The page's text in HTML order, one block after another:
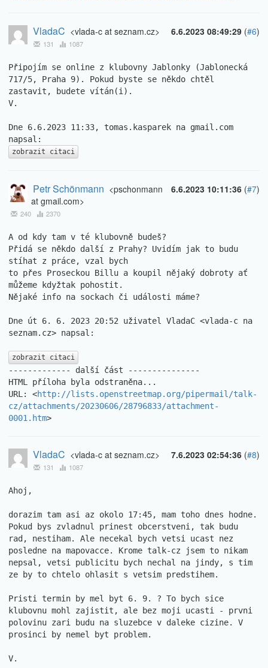
6.6.2023 08:49:29 (#6)
VladaC <vlada-c at seznam.cz>
131 1087
Připojím se online z klubovny Jablonky (Jablonecká
717/5, Praha 9). Pokud byste se někdo chtěl
zastavit, budete vítán(i).
V.
Dne 6.6.2023 11:33, tomas.kasparek na gmail.com
zobrazit citaci
6.6.2023 10:11:36 (#7)
Petr Schönmann <pschonmann
at gmail.com>
240 2370
A od kdy tam v té klubovně budeš?
Přidá se někdo další z Prahy? Uvidím jak to budu
stíhat z práce, vzal bych
to přes Proseckou Billu a koupil nějaký dobroty ať
můžeme kdyžtak pohostit.
Nějaké info na sockach či události máme?
Dne út 6. 6. 2023 20:52 uživatel VladaC <vlada-c na
seznam.cz> napsal:
zobrazit citaci
------------- další část ---------------
HTML příloha byla odstraněna...
URL: <http://lists.openstreetmap.org/pipermail/talk-
cz/attachments/20230606/28796833/attachment-
0001.htm>
7.6.2023 02:54:36 (#8)
VladaC <vlada-c at seznam.cz>
131 1087
Ahoj,
dorazim tam asi az okolo 17:45, mam toho dnes hodne.
Pokud bys zvladnul prinest obcerstveni, tak budu
rad, nestiham. Ale necekal bych vetsi ucast nez
posledne na mapovacce. Krome talk-cz jsem to nikam
nepsal, vetsi publicitu bych nechal na jindy, s tim
ze by to chtelo ohlasit s vetsim predstihem.
Pristi termin by mel byt 6. 9. ? To bych sice
klubovnu mohl zajistit, ale bez moji ucasti - prvni
polovinu zari budu na sluzebce v daleke cizine. V
prosinci by nemel byt problem.
V.